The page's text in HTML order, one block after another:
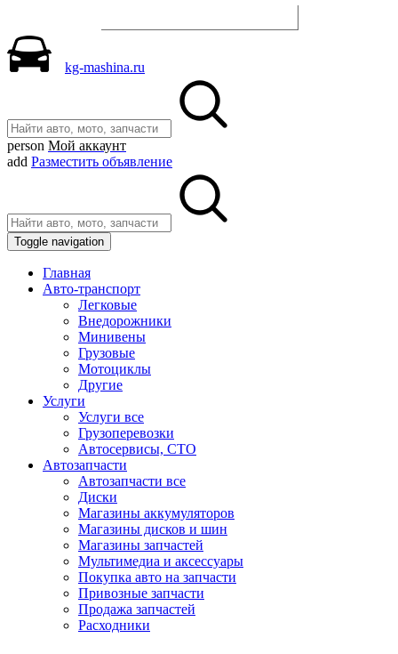
kg-mashina.ru
person Мой аккаунт
add Разместить объявление
Toggle navigation
Главная
Авто-транспорт
Легковые
Внедорожники
Минивены
Грузовые
Мотоциклы
Другие
Услуги
Услуги все
Грузоперевозки
Автосервисы, СТО
Автозапчасти
Автозапчасти все
Диски
Магазины аккумуляторов
Магазины дисков и шин
Магазины запчастей
Мультимедиа и аксессуары
Покупка авто на запчасти
Привозные запчасти
Продажа запчастей
Расходники